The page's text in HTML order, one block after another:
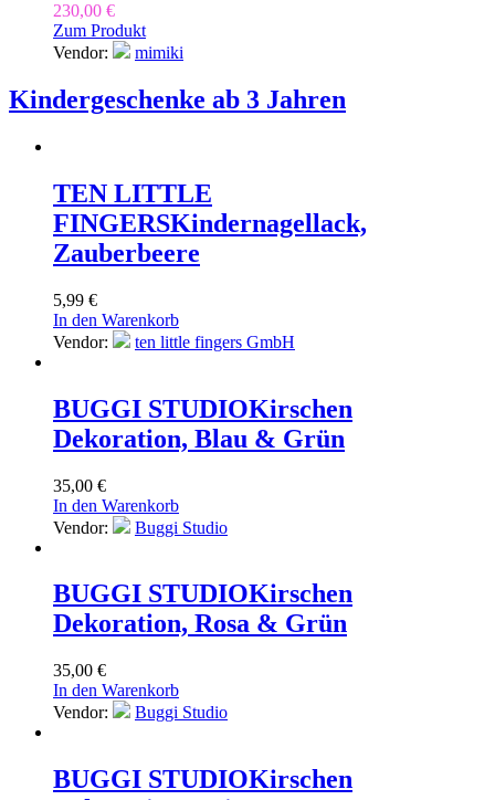
230,00 €
Zum Produkt
Vendor:
mimiki
Kindergeschenke ab 3 Jahren
TEN LITTLE
FINGERSKindernagellack,
Zauberbeere
5,99 €
In den Warenkorb
Vendor:
ten little fingers GmbH
BUGGI STUDIOKirschen
Dekoration, Blau & Grün
35,00 €
In den Warenkorb
Vendor:
Buggi Studio
BUGGI STUDIOKirschen
Dekoration, Rosa & Grün
35,00 €
In den Warenkorb
Vendor:
Buggi Studio
BUGGI STUDIOKirschen